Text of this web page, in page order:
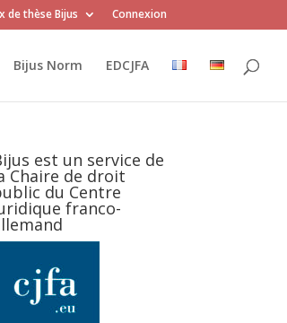
de thèse Bijus Connexion
Bijus Norm EDCJFA
est un service de
Chaire de droit
du Centre
franco-